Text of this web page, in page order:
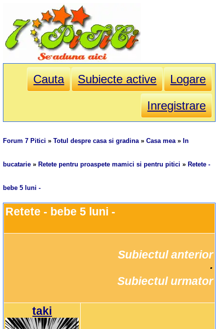
Cauta Subiecte active
Logare
Inregistrare
Forum 7 Pitici »Totul despre casa si gradina»Casa mea» In
bucatarie » Retete pentru proaspete mamici si pentru pitici » Retete -
bebe 5 luni -
Retete - bebe 5 luni -
Subiectul anterior
Subiectul urmator
taki